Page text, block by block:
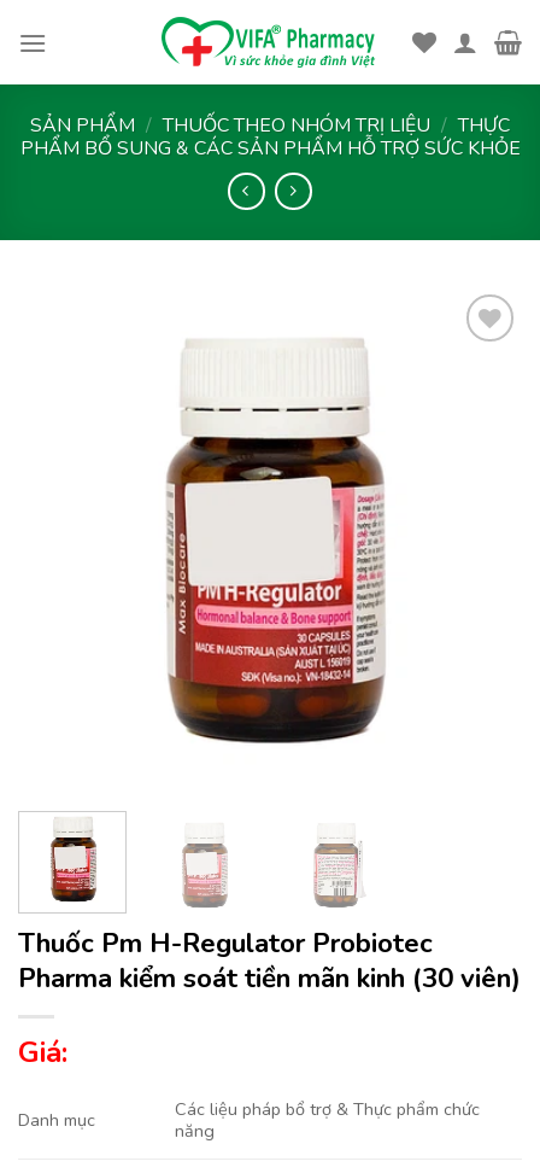
SẢN PHẨM / THUỐC THEO NHÓM TRỊ LIỆU / THỰC
PHẨM BỔ SUNG & CÁC SẢN PHẨM HỖ TRỢ SỨC KHỎE
Thuốc Pm H-Regulator Probiotec
Pharma kiểm soát tiền mãn kinh (30 viên)
Giá:
Danh mục
Các liệu pháp bổ trợ & Thực phẩm chức
năng